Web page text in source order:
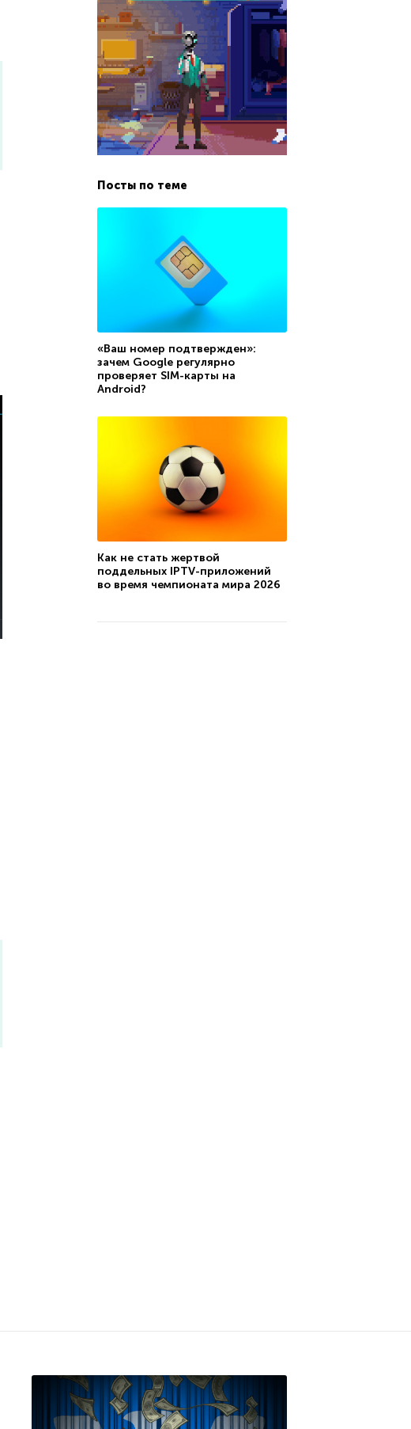
Посты по теме
«Ваш номер подтвержден»:
зачем Google регулярно
проверяет SIM-карты на
Android?
Как не стать жертвой
поддельных IPTV-приложений
во время чемпионата мира 2026